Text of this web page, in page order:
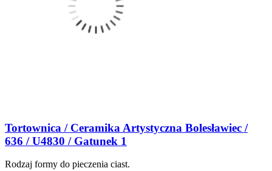
Tortownica / Ceramika Artystyczna Bolesławiec /
636 / U4830 / Gatunek 1
Rodzaj formy do pieczenia ciast.